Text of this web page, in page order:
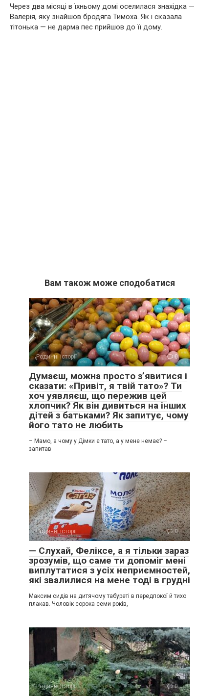
Через два місяці в їхньому домі оселилася знахідка —
Валерія, яку знайшов бродяга Тимоха. Як і сказала
тітонька — не дарма пес прийшов до її дому.
Вам також може сподобатися
Родинні історії 0
Думаєш, можна просто з’явитися і
сказати: «Привіт, я твій тато»? Ти
хоч уявляєш, що пережив цей
хлопчик? Як він дивиться на інших
дітей з батьками? Як запитує, чому
його тато не любить
– Мамо, а чому у Дімки є тато, а у мене немає? –
запитав
Родинні історії 0
— Слухай, Феліксе, а я тільки зараз
зрозумів, що саме ти допоміг мені
виплутатися з усіх неприємностей,
які звалилися на мене тоді в грудні
Максим сидів на дитячому табуреті в передпокої й тихо
плакав. Чоловік сорока семи років,
Родинні історії 0